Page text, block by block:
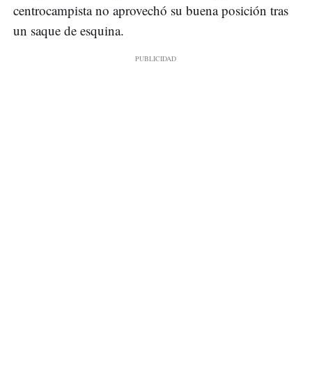
centrocampista no aprovechó su buena posición tras
un saque de esquina.